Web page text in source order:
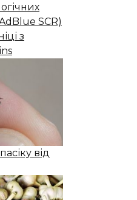
SCR)
з
від